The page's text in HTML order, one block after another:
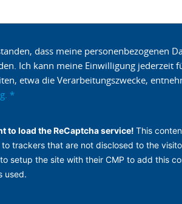
dass meine personenbezogenen
Ich kann meine Einwilligung jederzeit
etwa die Verarbeitungszwecke,
*
to load the ReCaptcha service! This
trackers that are not disclosed to the
setup the site with their CMP to add this
used.